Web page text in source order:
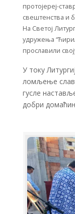
протојереј-
свештенства и
На Светој
удружења
прославили
У току
ломљење
гусле
добри